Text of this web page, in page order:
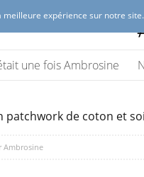
une fois Ambrosine
patchwork de coton et
Ambrosine
expérience sur notre